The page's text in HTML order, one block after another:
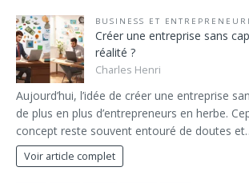
BUSINESS ET
Créer une entreprise sans
réalité ?
Charles Henri
Aujourd’hui, l’idée de créer une entreprise
de plus en plus d’entrepreneurs en herbe.
concept reste souvent entouré de doutes
Voir article complet